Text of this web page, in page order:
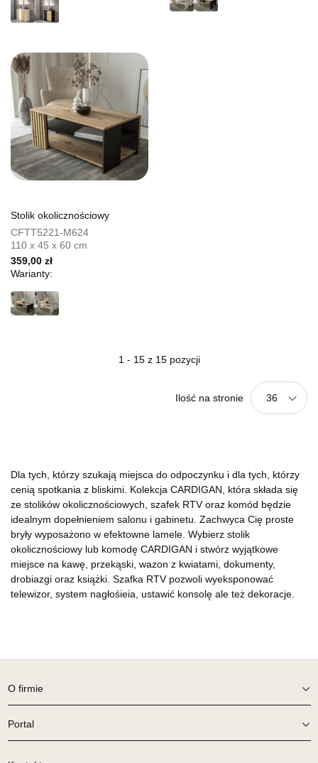
Stolik okolicznościowy
CFTT5221-M624
110 x 45 x 60 cm
359,00 zł
Warianty:
1 - 15 z 15 pozycji
Ilość na stronie 36
Dla tych, którzy szukają miejsca do odpoczynku i dla tych, którzy
cenią spotkania z bliskimi. Kolekcja CARDIGAN, która składa się
ze stolików okolicznościowych, szafek RTV oraz komód będzie
idealnym dopełnieniem salonu i gabinetu. Zachwyca Cię proste
bryły wyposażono w efektowne lamele. Wybierz stolik
okolicznościowy lub komodę CARDIGAN i stwórz wyjątkowe
miejsce na kawę, przekąski, wazon z kwiatami, dokumenty,
drobiazgi oraz książki. Szafka RTV pozwoli wyeksponować
telewizor, system nagłośieia, ustawić konsolę ale też dekoracje.
O firmie
Portal